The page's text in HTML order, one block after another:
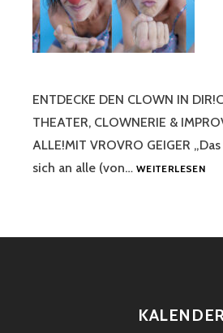
ENTDECKE DEN CLOWN IN
THEATER, CLOWNERIE &
ALLE!MIT VROVRO GEIGER
sich an alle (von… WEITERLESEN